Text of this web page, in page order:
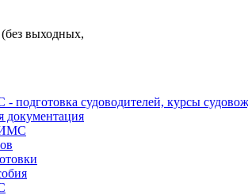
(без выходных,
подготовка судоводителей, курсы
документация